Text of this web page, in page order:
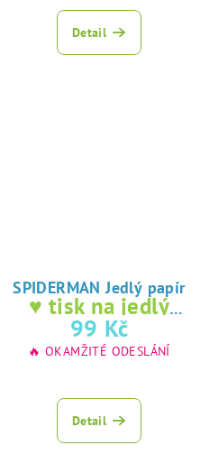
Detail
SPIDERMAN Jedlý papír
♥ tisk na jedlý
papír
99 Kč
🔥 OKAMŽITÉ ODESLÁNÍ
Detail